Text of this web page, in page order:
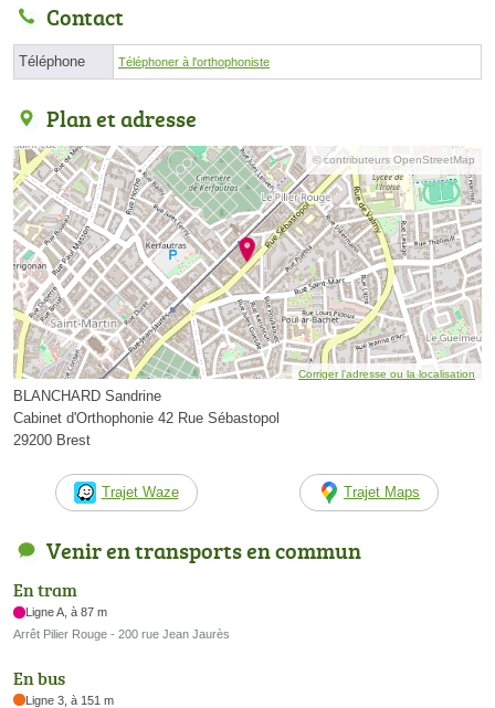
Contact
Téléphone Téléphoner à l'orthophoniste
Plan et adresse
© contributeurs OpenStreetMap
Corriger l’adresse ou la localisation
BLANCHARD Sandrine
Cabinet d'Orthophonie 42 Rue Sébastopol
29200 Brest
Trajet Waze Trajet Maps
Venir en transports en commun
En tram
Ligne A, à 87 m
Arrêt Pilier Rouge - 200 rue Jean Jaurès
En bus
Ligne 3, à 151 m